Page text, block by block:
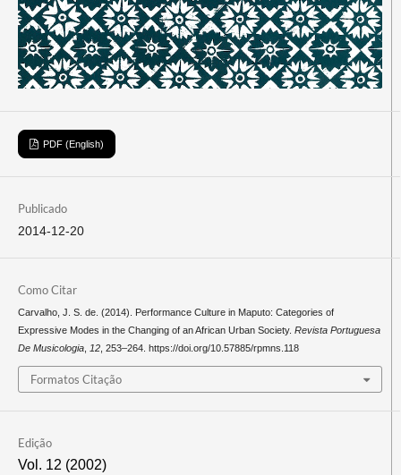
PDF (English)
Publicado
2014-12-20
Como Citar
Carvalho, J. S. de. (2014). Performance Culture in Maputo: Categories of
Expressive Modes in the Changing of an African Urban Society. Revista Portuguesa
De Musicologia, 12, 253–264. https://doi.org/10.57885/rpmns.118
Formatos Citação
Edição
Vol. 12 (2002)